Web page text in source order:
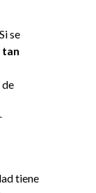
se
tan
de
tiene